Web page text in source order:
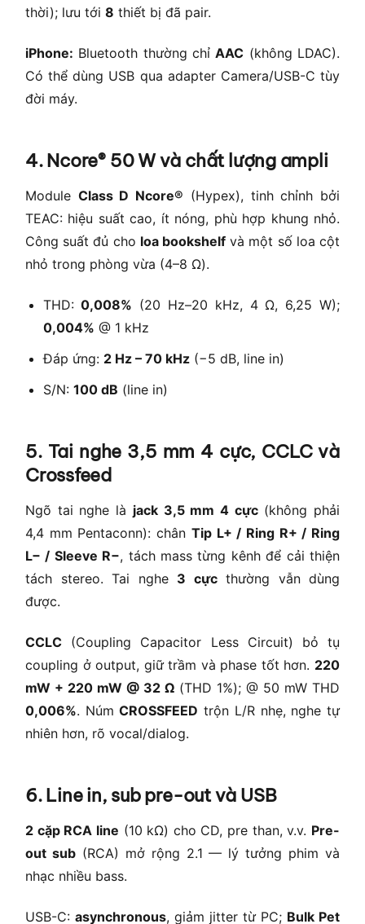
thời); lưu tới 8 thiết bị đã pair.
iPhone: Bluetooth thường chỉAAC (không LDAC).
Có thể dùng USB qua adapter Camera/USB-C tùy
đời máy.
4. Ncore® 50 W và chất lượng ampli
Module Class D Ncore® (Hypex), tinh chỉnh bởi
TEAC: hiệu suất cao, ít nóng, phù hợp khung nhỏ.
Công suất đủ cho loa bookshelf và một số loa cột
nhỏ trong phòng vừa (4–8 Ω).
THD:0,008% (20 Hz–20 kHz, 4 Ω, 6,25 W);
0,004% @ 1 kHz
Đáp ứng: 2 Hz – 70 kHz(−5 dB, line in)
S/N: 100 dB (line in)
5. Tai nghe 3,5 mm 4 cực, CCLC và
Crossfeed
Ngõ tai nghe là jack 3,5 mm 4 cực(không phải
4,4 mm Pentaconn): chân Tip L+ / Ring R+ / Ring
L− / Sleeve R−, tách mass từng kênh để cải thiện
tách stereo. Tai nghe 3 cựcthường vẫn dùng
được.
CCLC (Coupling Capacitor Less Circuit) bỏ tụ
coupling ở output, giữ trầm và phase tốt hơn. 220
mW + 220 mW @ 32 Ω (THD 1%); @ 50 mW THD
0,006%. NúmCROSSFEED trộn L/R nhẹ, nghe tự
nhiên hơn, rõ vocal/dialog.
6. Line in, sub pre-out và USB
2 cặp RCA line (10 kΩ) cho CD, pre than, v.v. Pre-
out sub(RCA) mở rộng 2.1 — lý tưởng phim và
nhạc nhiều bass.
USB-C: asynchronous, giảm jitter từ PC; Bulk Pet